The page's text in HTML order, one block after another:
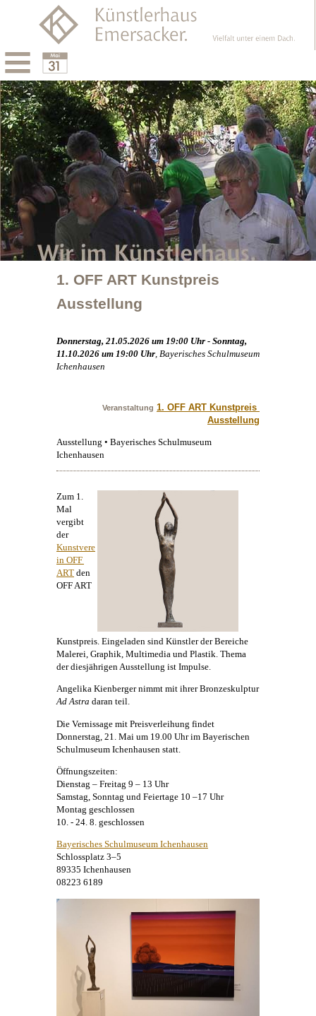
1. OFF ART Kunstpreis
Ausstellung
Donnerstag, 21.05.2026 um 19:00 Uhr - Sonntag,
11.10.2026 um 19:00 Uhr , Bayerisches Schulmuseum
Ichenhausen
Veranstaltung 1. OFF ART Kunstpreis
Ausstellung
Ausstellung • Bayerisches Schulmuseum
Ichenhausen
Zum 1.
Mal
vergibt
der
Kunstvere
in OFF
ART den
OFF ART
Kunstpreis. Eingeladen sind Künstler der Bereiche
Malerei , Graphik, Multimedia und Plastik. Thema
der diesjährigen Ausstellung ist Impulse.
Angelika Kienbergernimmt mit ihrer Bronzeskulptur
Ad Astra daran teil.
Die Vernissage mit Preisverleihung findet
Donnerstag, 21. Mai um 19.00 Uhr im Bayerischen
Schulmuseum Ichenhausen statt.
Öffnungszeiten:
Dienstag – Freitag 9 – 13 Uhr
Samstag, Sonntag und Feiertage 10 –17 Uhr
Montag geschlossen
10. - 24. 8. geschlossen
Bayerisches Schulmuseum Ichenhausen
Schlossplatz 3–5
89335 Ichenhausen
08223 6189